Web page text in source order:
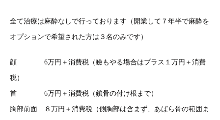
全て治療は麻酔なしで行っております（開業して７年半で麻酔を
オプションで希望された方は３名のみです）
顔 6万円＋消費税（瞼もやる場合はプラス１万円＋消費
税）
首 6万円＋消費税（鎖骨の付け根まで）
胸部前面 ８万円＋消費税（側胸部は含まず、あばら骨の範囲ま